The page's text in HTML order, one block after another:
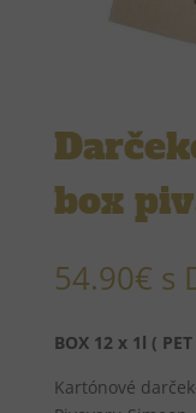
box
54.90€ s
BOX 12 x 1l (
Kartónové